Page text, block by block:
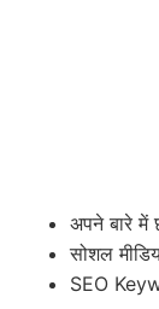
अपने बारे में
सोशल
SEO